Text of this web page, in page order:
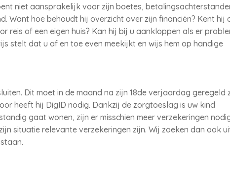
niet aansprakelijk voor zijn boetes,
Want hoe behoudt hij overzicht over zijn financiën? Kent hij
reis of een eigen huis? Kan hij bij u aankloppen als er
stelt dat u af en toe even meekijkt en wijs hem op handige
Dit moet in de maand na zijn 18de verjaardag geregeld
heeft hij DigID nodig. Dankzij de zorgtoeslag is uw kind
gaat wonen, zijn er misschien meer verzekeringen
situatie relevante verzekeringen zijn. Wij zoeken dan ook